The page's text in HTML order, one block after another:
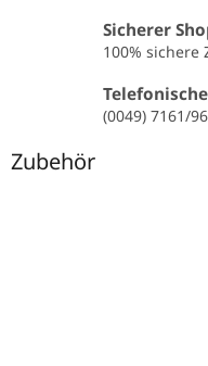
Sicherer
100% sichere
(0049) 7161/
Zubehör